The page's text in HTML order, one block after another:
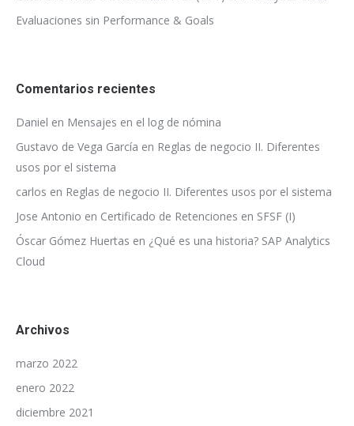
Evaluaciones sin Performance & Goals
Comentarios recientes
Daniel en Mensajes en el log de nómina
Gustavo de Vega García en Reglas de negocio II. Diferentes
usos por el sistema
carlos en Reglas de negocio II. Diferentes usos por el sistema
Jose Antonio en Certificado de Retenciones en SFSF (I)
Óscar Gómez Huertas en ¿Qué es una historia? SAP Analytics
Cloud
Archivos
marzo 2022
enero 2022
diciembre 2021